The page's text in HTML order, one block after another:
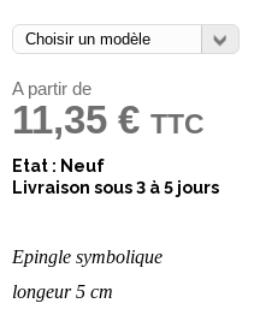
A partir de
11,35 € TTC
Etat : Neuf
Livraison sous 3 à 5 jours
Epingle symbolique
longeur 5 cm